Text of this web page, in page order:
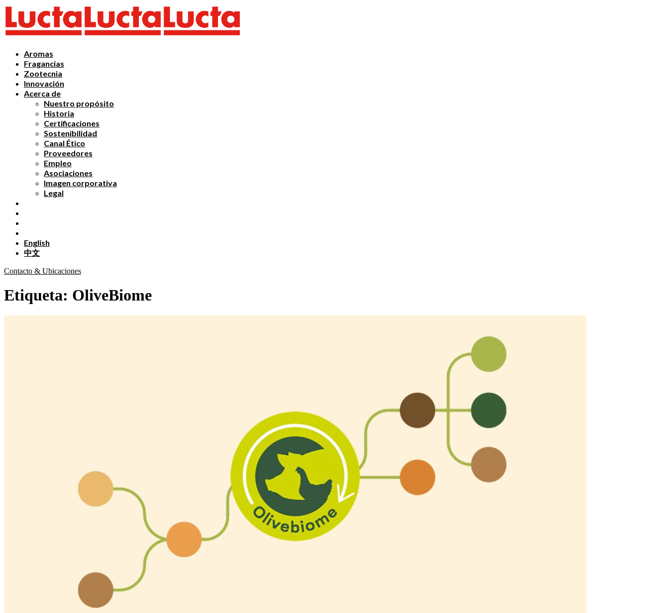
Aromas
Fragancias
Zootecnia
Innovación
Acerca de
Nuestro propósito
Historia
Certificaciones
Sostenibilidad
Canal Ético
Proveedores
Empleo
Asociaciones
Imagen corporativa
Legal
English
中文
Contacto & Ubicaciones
Etiqueta: OliveBiome